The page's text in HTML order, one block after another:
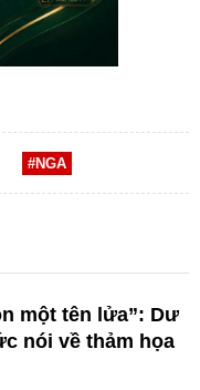
#NGA
một tên lửa”: Dư
nói về thảm họa